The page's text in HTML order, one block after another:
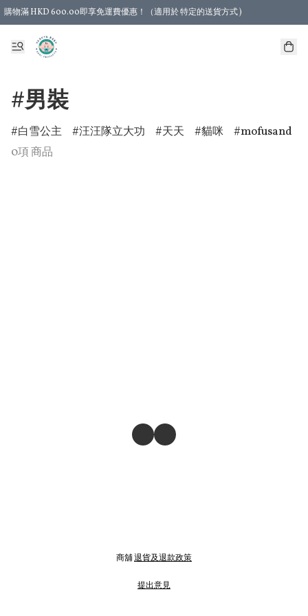
購物滿 HKD 600.00即享免運費優惠！（適用於 特定的送貨方式 )
#男裝
白雪公主 汪汪隊立大功 天天 貓咪
mofusand
0項 商品
商舖退貨及退款政策
提出意見